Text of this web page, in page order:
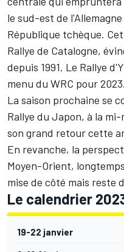
le sud-est de
République tchèque.
Rallye de Catalogne,
depuis 1991. Le Rallye
menu du WRC pour 2023.
La saison prochaine se
Rallye du Japon, à la
son grand retour cette
En revanche, la
Moyen-Orient,
mise de côté mais reste
Le calendrier
19-22 janvier